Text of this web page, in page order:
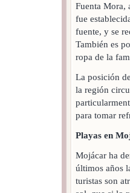
Fuenta Mora,
fue
fuente, y se
También es
ropa de la
La posición
la región
para tomar
Playas en
Mojácar ha
últimos años
turistas son